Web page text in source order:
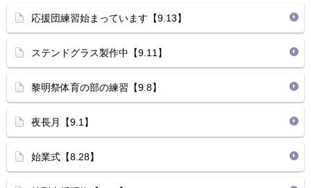
応援団練習始まっています【9.13】
ステンドグラス製作中【9.11】
黎明祭体育の部の練習【9.8】
夜長月【9.1】
始業式【8.28】